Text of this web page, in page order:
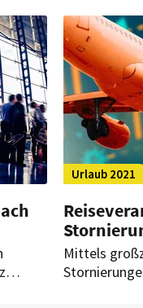
Umbuchung
Urlaub 2021
Mittels